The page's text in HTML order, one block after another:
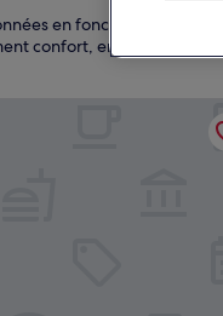
en fonction des avis
confort, emplacement